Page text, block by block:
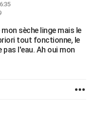
sèche linge mais le
tout fonctionne, le
pas l'eau. Ah oui mon